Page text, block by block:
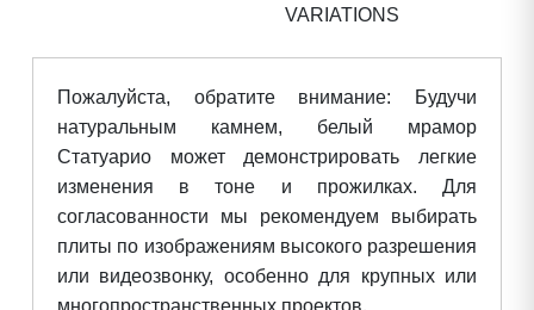
VARIATIONS
Пожалуйста, обратите внимание: Будучи
натуральным камнем, белый мрамор
Статуарио может демонстрировать легкие
изменения в тоне и прожилках. Для
согласованности мы рекомендуем выбирать
плиты по изображениям высокого разрешения
или видеозвонку, особенно для крупных или
многопространственных проектов.